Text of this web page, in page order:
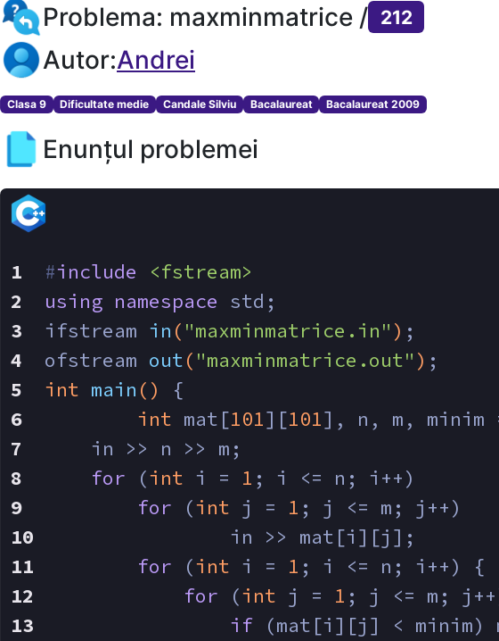
Problema: maxminmatrice / 212
Autor:Andrei
Clasa 9 Dificultate medie Candale Silviu Bacalaureat Bacalaureat 2009
Enunțul problemei
#include
<fstream>
using namespace std;
ifstream in ( "maxminmatrice.in" ) ;
ofstream out( "maxminmatrice.out" ) ;
int main ()
{
int mat[101][101], n, m, minim
    in >> n >> m;
for (int i = 1 ; i <= n; i++)
for (int j = 1 ; j <= m; j++)
        	in >> mat[i][j];
for (int i = 1 ; i <= n; i++) {
for (int j = 1 ; j <= m;
if (mat[i][j] < minim)